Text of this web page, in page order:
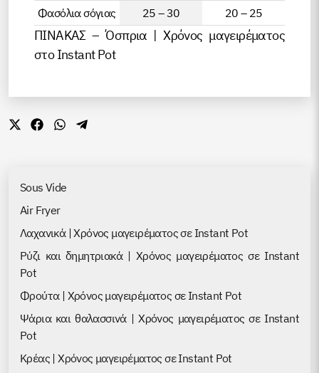
Φασόλια σόγιας 25 – 30 20 – 25
ΠΙΝΑΚΑΣ – Όσπρια | Χρόνος μαγειρέματος
στο Instant Pot
Share
(Twitter)
ShareShare
Sous Vide
Air Fryer
Λαχανικά | Χρόνος μαγειρέματος σε Instant Pot
Ρύζι και δημητριακά | Χρόνος μαγειρέματος σε Instant
Pot
Φρούτα | Χρόνος μαγειρέματος σε Instant Pot
Ψάρια και θαλασσινά | Χρόνος μαγειρέματος σε Instant
Pot
Κρέας | Χρόνος μαγειρέματος σε Instant Pot